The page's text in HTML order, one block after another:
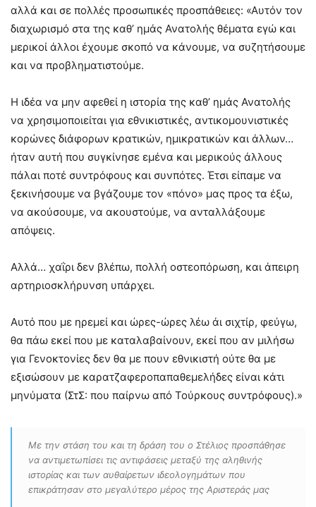
αλλά και σε πολλές προσωπικές προσπάθειες: «Αυτόν τον
διαχωρισμό στα της καθ’ ημάς Ανατολής θέματα εγώ και
μερικοί άλλοι έχουμε σκοπό να κάνουμε, να συζητήσουμε
και να προβληματιστούμε.
Η ιδέα να μην αφεθεί η ιστορία της καθ’ ημάς Ανατολής
να χρησιμοποιείται για εθνικιστικές, αντικομουνιστικές
κορώνες διάφορων κρατικών, ημικρατικών και άλλων…
ήταν αυτή που συγκίνησε εμένα και μερικούς άλλους
πάλαι ποτέ συντρόφους και συνπότες. Έτσι είπαμε να
ξεκινήσουμε να βγάζουμε τον «πόνο» μας προς τα έξω,
να ακούσουμε, να ακουστούμε, να ανταλλάξουμε
απόψεις.
Αλλά… χαΐρι δεν βλέπω, πολλή οστεοπόρωση, και άπειρη
αρτηριοσκλήρυνση υπάρχει.
Αυτό που με ηρεμεί και ώρες-ώρες λέω άι σιχτίρ, φεύγω,
θα πάω εκεί που με καταλαβαίνουν, εκεί που αν μιλήσω
για Γενοκτονίες δεν θα με πουν εθνικιστή ούτε θα με
εξισώσουν με καρατζαφεροπαπαθεμελήδες είναι κάτι
μηνύματα (ΣτΣ: που παίρνω από Τούρκους συντρόφους).»
Με την στάση του και τη δράση του ο Στέλιος προσπάθησε
να αντιμετωπίσει τις αντιφάσεις μεταξύ της αληθινής
ιστορίας και των αυθαίρετων ιδεολογημάτων που
επικράτησαν στο μεγαλύτερο μέρος της Αριστεράς μας